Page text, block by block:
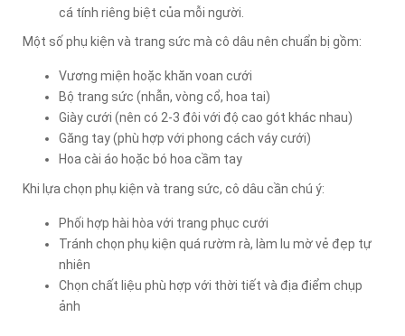
cá tính riêng biệt của mỗi người.
Một số phụ kiện và trang sức mà cô dâu nên chuẩn bị gồm:
Vương miện hoặc khăn voan cưới
Bộ trang sức (nhẫn, vòng cổ, hoa tai)
Giày cưới (nên có 2-3 đôi với độ cao gót khác nhau)
Găng tay (phù hợp với phong cách váy cưới)
Hoa cài áo hoặc bó hoa cầm tay
Khi lựa chọn phụ kiện và trang sức, cô dâu cần chú ý:
Phối hợp hài hòa với trang phục cưới
Tránh chọn phụ kiện quá rườm rà, làm lu mờ vẻ đẹp tự
nhiên
Chọn chất liệu phù hợp với thời tiết và địa điểm chụp
ảnh